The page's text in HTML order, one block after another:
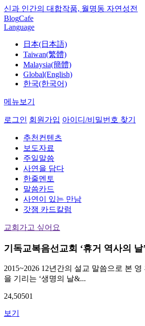
신과 인간의 대합작품, 월명동 자연성전
BlogCafe
Language
日本(日本語)
Taiwan(繁體)
Malaysia(簡體)
Global(English)
한국(한국어)
메뉴보기
로그인 회원가입 아이디/비밀번호 찾기
추천컨텐츠
보도자료
주일말씀
사연을 담다
한줄멘토
말씀카드
사연이 있는 만남
갓잼 카드칼럼
교회가고 싶어요
기독교복음선교회 ‘휴거 역사의
2015~2026 12년간의 설교 말씀으로 본
을 기리는 ‘생명의 날&...
24,50501
보기